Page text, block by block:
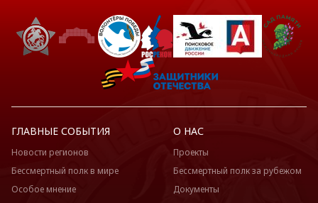
ГЛАВНЫЕ СОБЫТИЯ
Новости регионов
Бессмертный полк в мире
Особое мнение
О НАС
Проекты
Бессмертный полк за рубежом
Документы